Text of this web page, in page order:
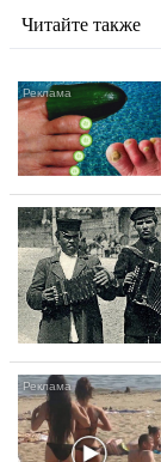
Читайте также